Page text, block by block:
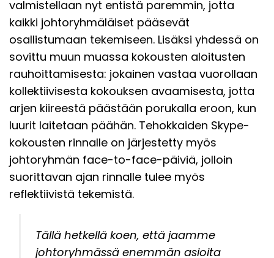
valmistellaan nyt entistä paremmin, jotta
kaikki johtoryhmäläiset pääsevät
osallistumaan tekemiseen. Lisäksi yhdessä on
sovittu muun muassa kokousten aloitusten
rauhoittamisesta: jokainen vastaa vuorollaan
kollektiivisesta kokouksen avaamisesta, jotta
arjen kiireestä päästään porukalla eroon, kun
luurit laitetaan päähän. Tehokkaiden Skype-
kokousten rinnalle on järjestetty myös
johtoryhmän face-to-face-päiviä, jolloin
suorittavan ajan rinnalle tulee myös
reflektiivistä tekemistä.
Tällä hetkellä koen, että jaamme
johtoryhmässä enemmän asioita